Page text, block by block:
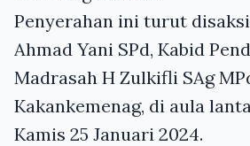
Penyerahan ini turut
Ahmad Yani SPd, Kabid
Madrasah H Zulkifli SAg
Kakankemenag, di aula
Kamis 25 Januari 2024.